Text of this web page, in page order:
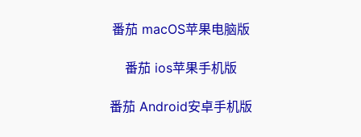
番茄 macOS苹果电脑版
番茄 ios苹果手机版
番茄 Android安卓手机版